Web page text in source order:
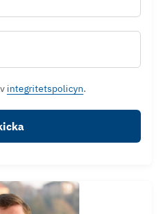
integritetspolicyn.